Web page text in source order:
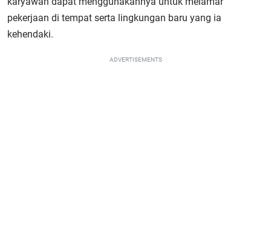
pekerjaan di tempat serta lingkungan baru yang ia
kehendaki.
ADVERTISEMENTS